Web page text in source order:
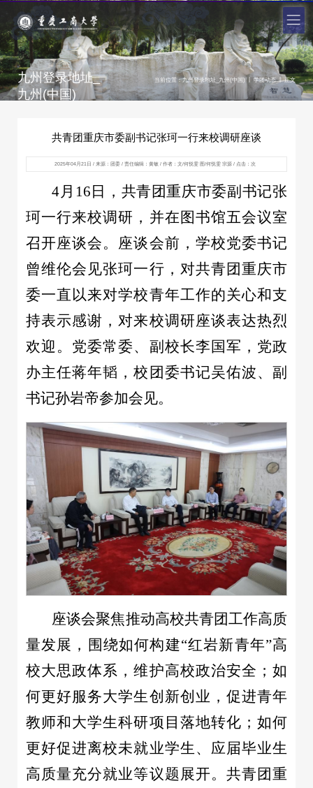
九州登录地址_
九州(中国)
当前位置：九州登录地址_九州(中国) 学团动态 | 正文
共青团重庆市委副书记张珂一行来校调研座谈
2025年04月21日 / 来源：团委 / 责任编辑：黄敏 / 作者：文/何悦雯 图/何悦雯 宗源 / 点击： 次
4月16日，共青团重庆市委副书记张
珂一行来校调研，并在图书馆五会议室
召开座谈会。座谈会前，学校党委书记
曾维伦会见张珂一行，对共青团重庆市
委一直以来对学校青年工作的关心和支
持表示感谢，对来校调研座谈表达热烈
欢迎。党委常委、副校长李国军，党政
办主任蒋年韬，校团委书记吴佑波、副
书记孙岩帝参加会见。
座谈会聚焦推动高校共青团工作高质
量发展，围绕如何构建“红岩新青年”高
校大思政体系，维护高校政治安全；如
何更好服务大学生创新创业，促进青年
教师和大学生科研项目落地转化；如何
更好促进离校未就业学生、应届毕业生
高质量充分就业等议题展开。共青团重